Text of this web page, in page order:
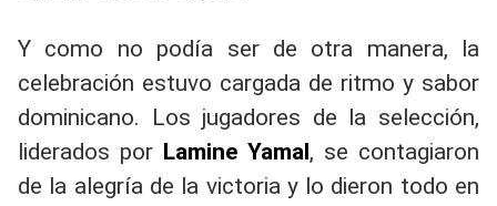
Y como no podía ser de otra manera, la
celebración estuvo cargada de ritmo y sabor
dominicano. Los jugadores de la selección,
liderados por Lamine Yamal, se contagiaron
de la alegría de la victoria y lo dieron todo en